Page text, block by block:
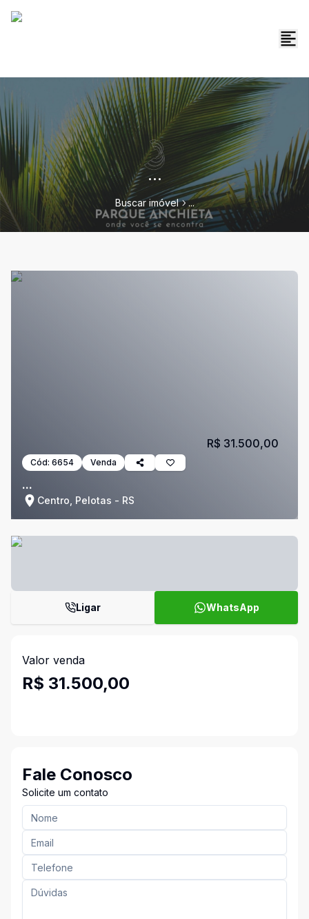
...
Buscar imóvel ...
Cód: 6654 Venda
...
Centro, Pelotas - RS
R$ 31.500,00
Ligar WhatsApp
Valor venda
R$ 31.500,00
Fale Conosco
Solicite um contato